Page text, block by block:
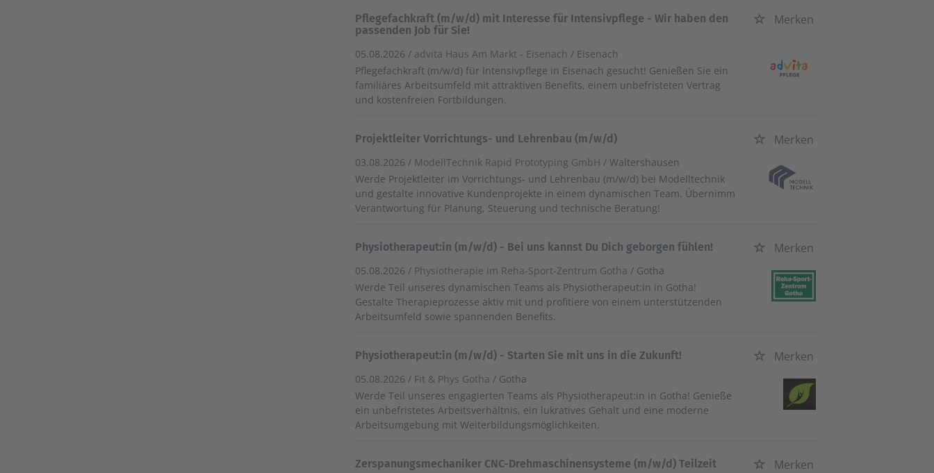
Pflegefachkraft (m/w/d) mit Interesse für Intensivpflege - Wir haben den
passenden Job für Sie!
Merken
05.08.2026 / advita Haus Am Markt - Eisenach / Eisenach
Pflegefachkraft (m/w/d) für Intensivpflege in Eisenach gesucht! Genießen Sie ein
familiäres Arbeitsumfeld mit attraktiven Benefits, einem unbefristeten Vertrag
und kostenfreien Fortbildungen.
Projektleiter Vorrichtungs- und Lehrenbau (m/w/d) Merken
03.08.2026 / ModellTechnik Rapid Prototyping GmbH / Waltershausen
Werde Projektleiter im Vorrichtungs- und Lehrenbau (m/w/d) bei Modelltechnik
und gestalte innovative Kundenprojekte in einem dynamischen Team. Übernimm
Verantwortung für Planung, Steuerung und technische Beratung!
Physiotherapeut:in (m/w/d) - Bei uns kannst Du Dich geborgen fühlen! Merken
05.08.2026 / Physiotherapie im Reha-Sport-Zentrum Gotha / Gotha
Werde Teil unseres dynamischen Teams als Physiotherapeut:in in Gotha!
Gestalte Therapieprozesse aktiv mit und profitiere von einem unterstützenden
Arbeitsumfeld sowie spannenden Benefits.
Physiotherapeut:in (m/w/d) - Starten Sie mit uns in die Zukunft! Merken
05.08.2026 / Fit & Phys Gotha / Gotha
Werde Teil unseres engagierten Teams als Physiotherapeut:in in Gotha! Genieße
ein unbefristetes Arbeitsverhältnis, ein lukratives Gehalt und eine moderne
Arbeitsumgebung mit Weiterbildungsmöglichkeiten.
Zerspanungsmechaniker CNC-Drehmaschinensysteme (m/w/d) Teilzeit Merken